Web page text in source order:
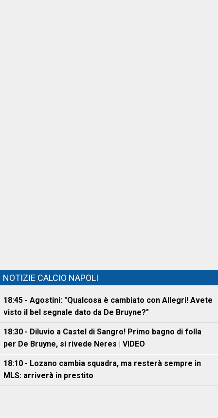
NOTIZIE CALCIO NAPOLI
18:45 - Agostini: "Qualcosa è cambiato con Allegri! Avete
visto il bel segnale dato da De Bruyne?"
18:30 - Diluvio a Castel di Sangro! Primo bagno di folla
per De Bruyne, si rivede Neres | VIDEO
18:10 - Lozano cambia squadra, ma resterà sempre in
MLS: arriverà in prestito